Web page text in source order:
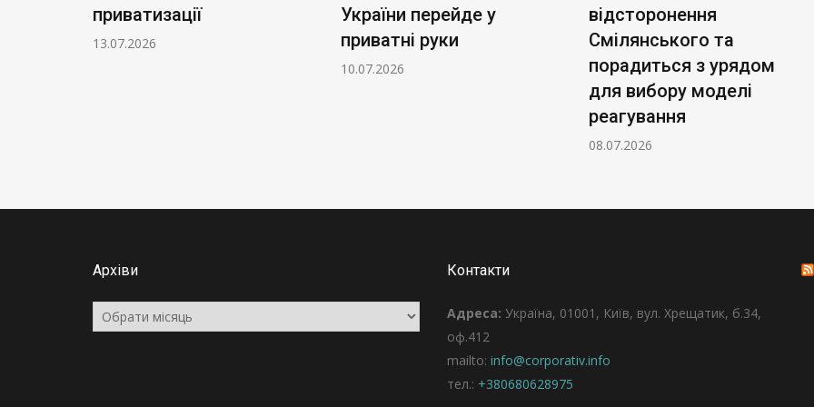
приватизації
13.07.2026
України перейде у
приватні руки
10.07.2026
відсторонення
Смілянського та
порадиться з урядом
для вибору моделі
реагування
08.07.2026
Архіви
Архіви
Контакти
Адреса: Україна, 01001, Київ, вул. Хрещатик, б.34,
оф.412
mailto: info@corporativ.info
тел.: +380680628975